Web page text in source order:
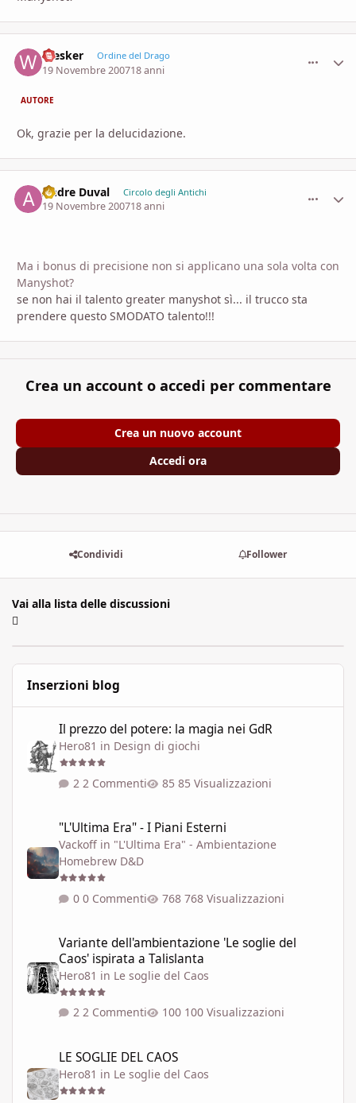
Wesker Ordine del Drago
19 Novembre 200718 anni
AUTORE
Ok, grazie per la delucidazione.
Andre Duval Circolo degli Antichi
19 Novembre 200718 anni
Ma i bonus di precisione non si applicano una sola volta con
Manyshot?
se non hai il talento greater manyshot sì... il trucco sta
prendere questo SMODATO talento!!!
Crea un account o accedi per commentare
Crea un nuovo account
Accedi ora
Condividi Follower
Vai alla lista delle discussioni
Inserzioni blog
Il prezzo del potere: la magia nei GdR
Hero81 in Design di giochi
2 Commenti 85 Visualizzazioni
"L'Ultima Era" - I Piani Esterni
Vackoff in "L'Ultima Era" - Ambientazione
Homebrew D&D
0 Commenti 768 Visualizzazioni
Variante dell'ambientazione 'Le soglie del
Caos' ispirata a Talislanta
Hero81 in Le soglie del Caos
2 Commenti 100 Visualizzazioni
LE SOGLIE DEL CAOS
Hero81 in Le soglie del Caos